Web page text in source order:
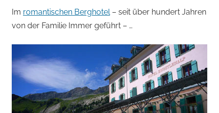
Im romantischen Berghotel– seit über hundert Jahren
von der Familie Immer geführt – …